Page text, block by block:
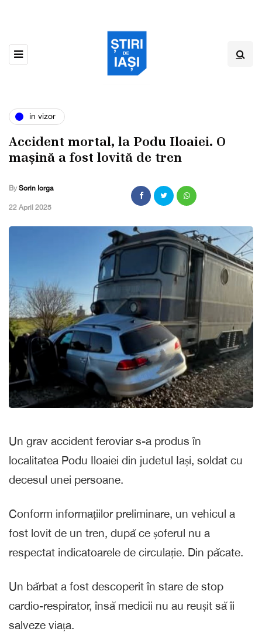
in vizor
Accident mortal, la Podu Iloaiei. O
mașină a fost lovită de tren
By Sorin Iorga
,22 April 2025
Un grav accident feroviar s-a produs în
localitatea Podu Iloaiei din judetul Iași, soldat cu
decesul unei persoane.
Conform informațiilor preliminare, un vehicul a
fost lovit de un tren, după ce șoferul nu a
respectat indicatoarele de circulație. Din păcate.
Un bărbat a fost descoperit în stare de stop
cardio-respirator, însă medicii nu au reușit să îi
salveze viața.